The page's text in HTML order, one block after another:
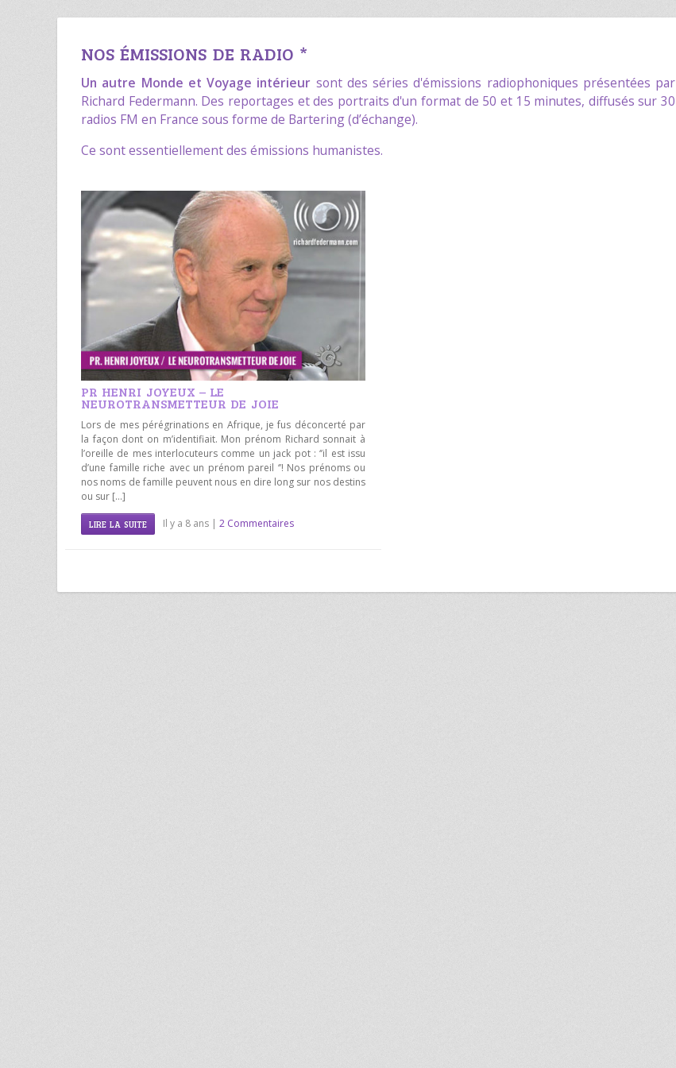
NOS ÉMISSIONS DE RADIO *
Un autre Monde et Voyage intérieur sont des séries d'émissions radiophoniques présentées par
Richard Federmann. Des reportages et des portraits d'un format de 50 et 15 minutes, diffusés sur 30
radios FM en France sous forme de Bartering (d’échange).
Ce sont essentiellement des émissions humanistes.
PR HENRI JOYEUX – LE
NEUROTRANSMETTEUR DE JOIE
Lors de mes pérégrinations en Afrique, je fus déconcerté par
la façon dont on m’identifiait. Mon prénom Richard sonnait à
l’oreille de mes interlocuteurs comme un jack pot : ‘’il est issu
d’une famille riche avec un prénom pareil ‘’! Nos prénoms ou
nos noms de famille peuvent nous en dire long sur nos destins
ou sur […]
LIRE LA SUITE Il y a 8 ans |2 Commentaires